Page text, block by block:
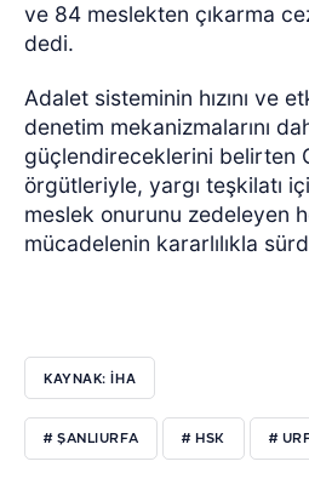
ve 84 meslekten çıkarma
dedi.
Adalet sisteminin hızını ve
denetim mekanizmalarını
güçlendireceklerini belirten
örgütleriyle, yargı teşkilatı
meslek onurunu zedeleyen
mücadelenin kararlılıkla
KAYNAK: İHA
# ŞANLIURFA # HSK #